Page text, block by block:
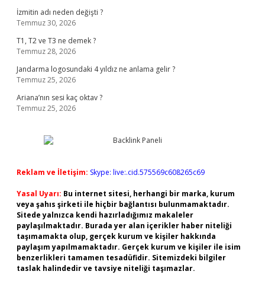
İzmitin adı neden değişti ?
Temmuz 30, 2026
T1, T2 ve T3 ne demek ?
Temmuz 28, 2026
Jandarma logosundaki 4 yıldız ne anlama gelir ?
Temmuz 25, 2026
Ariana’nın sesi kaç oktav ?
Temmuz 25, 2026
Reklam ve İletişim: Skype: live:.cid.575569c608265c69
Yasal Uyarı: Bu internet sitesi, herhangi bir marka, kurum
veya şahıs şirketi ile hiçbir bağlantısı bulunmamaktadır.
Sitede yalnızca kendi hazırladığımız makaleler
paylaşılmaktadır. Burada yer alan içerikler haber niteliği
taşımamakta olup, gerçek kurum ve kişiler hakkında
paylaşım yapılmamaktadır. Gerçek kurum ve kişiler ile isim
benzerlikleri tamamen tesadüfidir. Sitemizdeki bilgiler
taslak halindedir ve tavsiye niteliği taşımazlar.